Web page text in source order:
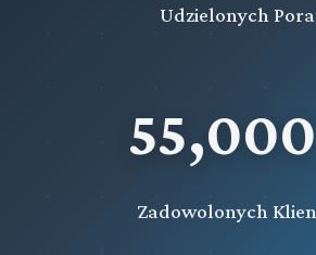
Udzielonych
Zadowolonych